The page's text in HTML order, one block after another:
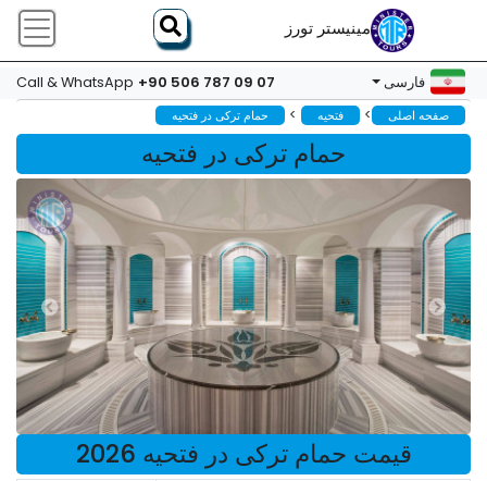
مینیستر تورز
فارسی Call & WhatsApp +90 506 787 09 07
صفحه اصلی > فتحیه > حمام ترکی در فتحیه
حمام ترکی در فتحیه
قیمت حمام ترکی در فتحیه 2026